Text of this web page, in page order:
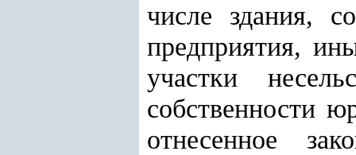
числе здания,
предприятия,
участки
собственности
отнесенное